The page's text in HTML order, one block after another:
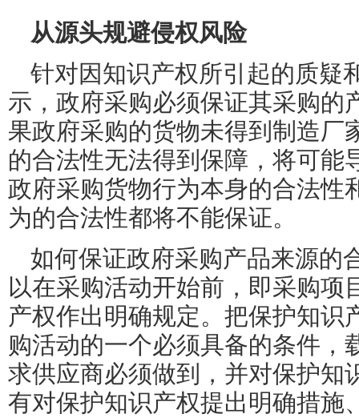
从源头规避侵权风险
针对因知识产权所引起的质疑
示，政府采购必须保证其采购的
果政府采购的货物未得到制造厂
的合法性无法得到保障，将可能
政府采购货物行为本身的合法性
为的合法性都将不能保证。
如何保证政府采购产品来源的
以在采购活动开始前，即采购项
产权作出明确规定。把保护知识
购活动的一个必须具备的条件，
求供应商必须做到，并对保护知
有对保护知识产权提出明确措施